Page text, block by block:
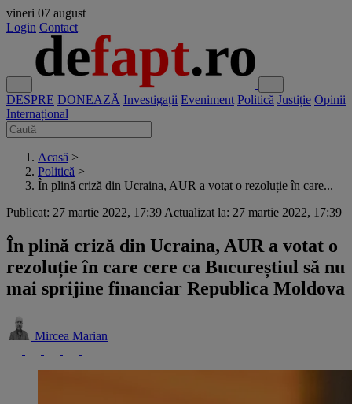
vineri 07 august
Login Contact
DESPRE DONEAZĂ Investigații Eveniment Politică Justiție Opinii
Internațional
Acasă >
Politică >
În plină criză din Ucraina, AUR a votat o rezoluție în care...
Publicat: 27 martie 2022, 17:39 Actualizat la: 27 martie 2022, 17:39
În plină criză din Ucraina, AUR a votat o
rezoluție în care cere ca Bucureștiul să nu
mai sprijine financiar Republica Moldova
Mircea Marian